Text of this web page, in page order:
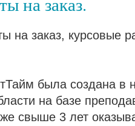
на заказ, курсовые
была создана в
на базе
свыше 3 лет